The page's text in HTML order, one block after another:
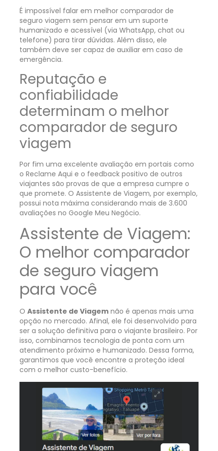
É impossível falar em melhor comparador de
seguro viagem sem pensar em um suporte
humanizado e acessível (via WhatsApp, chat ou
telefone) para tirar dúvidas. Além disso, ele
também deve ser capaz de auxiliar em caso de
emergência.
Reputação e
confiabilidade
determinam o melhor
comparador de seguro
viagem
Por fim uma excelente avaliação em portais como
o Reclame Aqui e o feedback positivo de outros
viajantes são provas de que a empresa cumpre o
que promete. O Assistente de Viagem, por exemplo,
possui nota máxima considerando mais de 3.600
avaliações no Google Meu Negócio.
Assistente de Viagem:
O melhor comparador
de seguro viagem
para você
O Assistente de Viagem não é apenas mais uma
opção no mercado. Afinal, ele foi desenvolvido para
ser a solução definitiva para o viajante brasileiro. Por
isso, combinamos tecnologia de ponta com um
atendimento próximo e humanizado. Dessa forma,
garantimos que você encontre a proteção ideal
com o melhor custo-benefício.